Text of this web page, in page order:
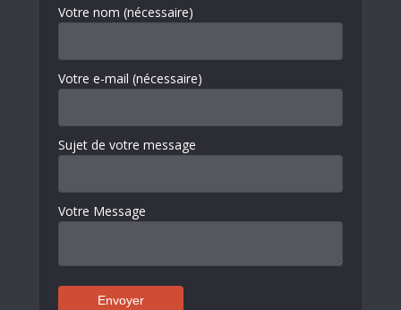
Votre nom (nécessaire)
Votre e-mail (nécessaire)
Sujet de votre message
Votre Message